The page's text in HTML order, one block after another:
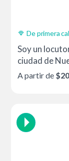
De primera
Soy un
ciudad de
A partir de